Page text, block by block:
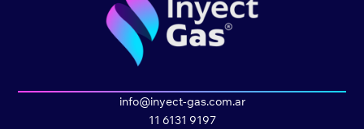
info@inyect-gas.com.ar
11 6131 9197